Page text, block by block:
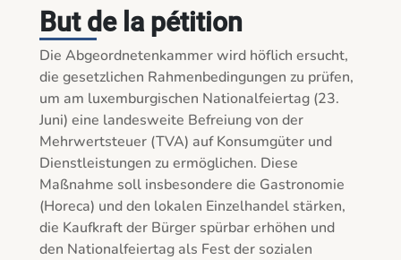
But de la pétition
Die Abgeordnetenkammer wird höflich ersucht,
die gesetzlichen Rahmenbedingungen zu prüfen,
um am luxemburgischen Nationalfeiertag (23.
Juni) eine landesweite Befreiung von der
Mehrwertsteuer (TVA) auf Konsumgüter und
Dienstleistungen zu ermöglichen. Diese
Maßnahme soll insbesondere die Gastronomie
(Horeca) und den lokalen Einzelhandel stärken,
die Kaufkraft der Bürger spürbar erhöhen und
den Nationalfeiertag als Fest der sozialen